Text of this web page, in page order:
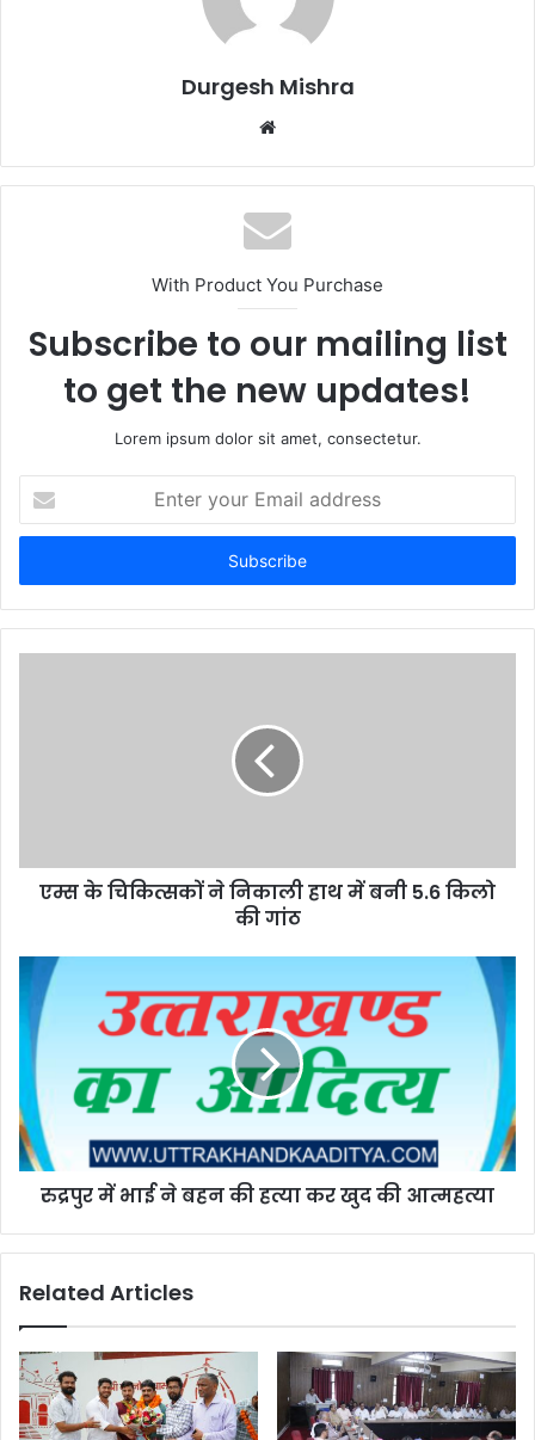
Durgesh Mishra
Website
With Product You Purchase
Subscribe to our mailing list
to get the new updates!
Lorem ipsum dolor sit amet, consectetur.
your
Email
एम्स के चिकित्सकों ने निकाली हाथ में बनी 5.6 किलो
की गांठ
रुद्रपुर में भाई ने बहन की हत्या कर खुद की आत्महत्या
Related Articles